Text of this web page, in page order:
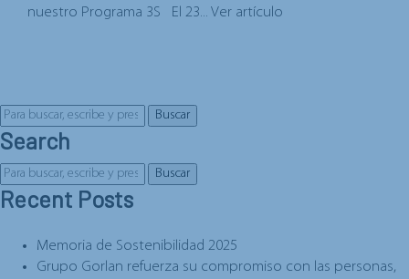
nuestro Programa 3S El 23... Ver artículo
Buscar
Search
Buscar
Recent Posts
Memoria de Sostenibilidad 2025
Grupo Gorlan refuerza su compromiso con las personas,